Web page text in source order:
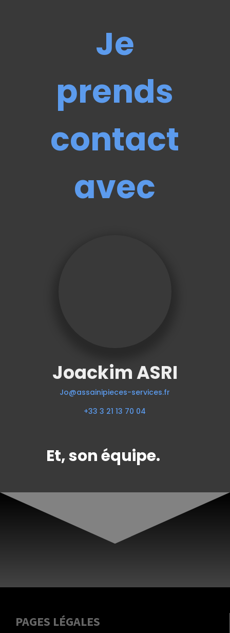
Je
prends
contact
avec
Joackim ASRI
Jo@assainipieces-services.fr
+33 3 21 13 70 04
Et, son équipe.
PAGES LÉGALES